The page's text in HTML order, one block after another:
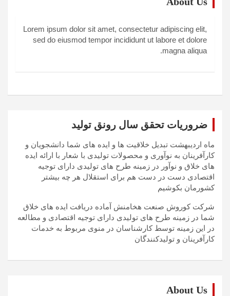
Lorem ipsum dolor sit amet, consectetur adipiscing elit,
sed do eiusmod tempor incididunt ut labore et dolore
magna aliqua.
ضروریات تحقق سال رونق تولید
ماه اردیبهشت تبدیل خلاقیت ها و ایده های شما دانشجویان و
کارآفرینان به نوآوری و محصولات تولیدی با شعار با ارائه ایده
های خلاق و نوآور در زمینه طرح های تولیدی دارای توجیه
اقتصادی دست در دست هم برای استقلال هر چه بیشتر
کشورمان بکوشیم
شرکت کوروش صنعت هخامنش آماده دریافت ایده های خلاق
شما در زمینه طرح های تولیدی دارای توجیه اقتصادی و مطالعه
در این زمینه توسط کارشناسان در منوی مربوط به خدمات
کارآفرینان و تولیدکنندگان
About Us